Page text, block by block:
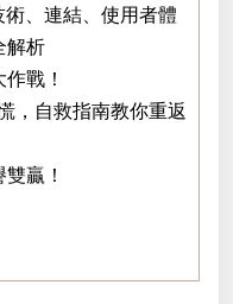
、連結、使用者體
解析
戰！
，自救指南教你重返
贏！